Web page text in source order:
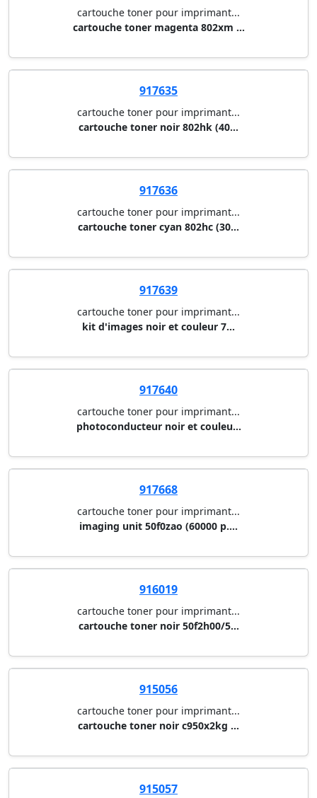
cartouche toner pour imprimant...
cartouche toner magenta 802xm ...
917635
cartouche toner pour imprimant...
cartouche toner noir 802hk (40...
917636
cartouche toner pour imprimant...
cartouche toner cyan 802hc (30...
917639
cartouche toner pour imprimant...
kit d'images noir et couleur 7...
917640
cartouche toner pour imprimant...
photoconducteur noir et couleu...
917668
cartouche toner pour imprimant...
imaging unit 50f0zao (60000 p....
916019
cartouche toner pour imprimant...
cartouche toner noir 50f2h00/5...
915056
cartouche toner pour imprimant...
cartouche toner noir c950x2kg ...
915057